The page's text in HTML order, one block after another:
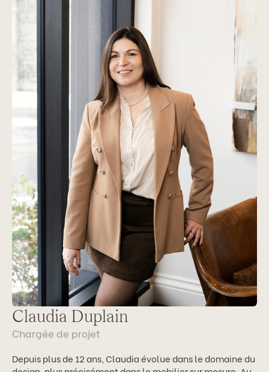
Claudia Duplain
Chargée de projet
Depuis plus de 12 ans, Claudia évolue dans le domaine du